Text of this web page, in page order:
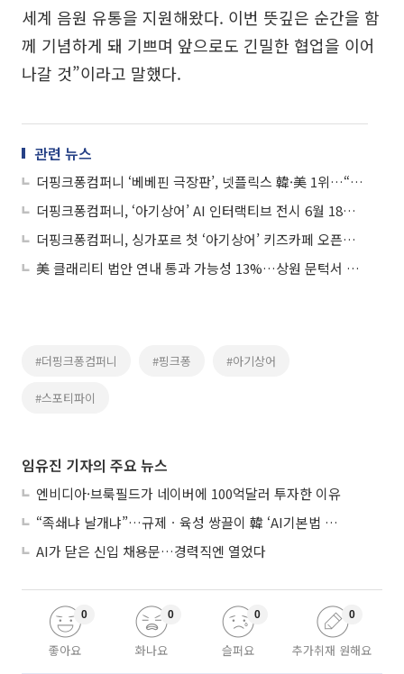
세계 음원 유통을 지원해왔다. 이번 뜻깊은 순간을 함
께 기념하게 돼 기쁘며 앞으로도 긴밀한 협업을 이어
나갈 것”이라고 말했다.
관련 뉴스
더핑크퐁컴퍼니 ‘베베핀 극장판’, 넷플릭스 韓·美 1위…“시즌5 공개해 글로벌 IP 파워↑”
더핑크퐁컴퍼니, ‘아기상어’ AI 인터랙티브 전시 6월 18일 개막…얼리버드 티켓 오픈
더핑크퐁컴퍼니, 싱가포르 첫 ‘아기상어’ 키즈카페 오픈… 동남아 오프라인 거점 구축 본격화
美 클래리티 법안 연내 통과 가능성 13%…상원 문턱서 제동
#더핑크퐁컴퍼니 #핑크퐁 #아기상어
#스포티파이
임유진 기자의 주요 뉴스
엔비디아·브룩필드가 네이버에 100억달러 투자한 이유
“족쇄냐 날개냐”…규제ㆍ육성 쌍끌이 韓 ‘AI기본법 개정안’ 오늘 시행
AI가 닫은 신입 채용문…경력직엔 열었다
좋아요
0
화나요
0
슬퍼요
0
추가취재 원해요
0